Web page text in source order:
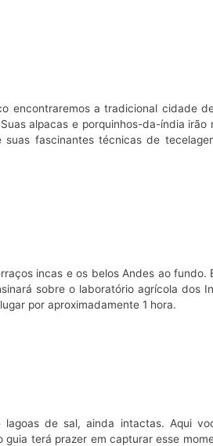
encontraremos a tradicional cidade
alpacas e porquinhos-da-índia
fascinantes técnicas de
incas e os belos Andes ao
sobre o laboratório agrícola dos
por aproximadamente 1 hora.
lagoas de sal, ainda intactas. Aqui
terá prazer em capturar esse